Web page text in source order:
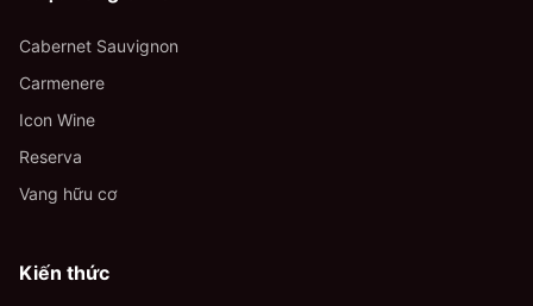
Cabernet Sauvignon
Carmenere
Icon Wine
Reserva
Vang hữu cơ
Kiến thức